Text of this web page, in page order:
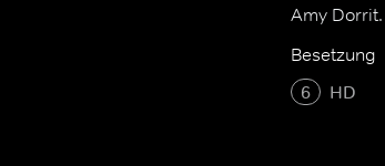
Amy Dorrit.
Besetzung
6
HD